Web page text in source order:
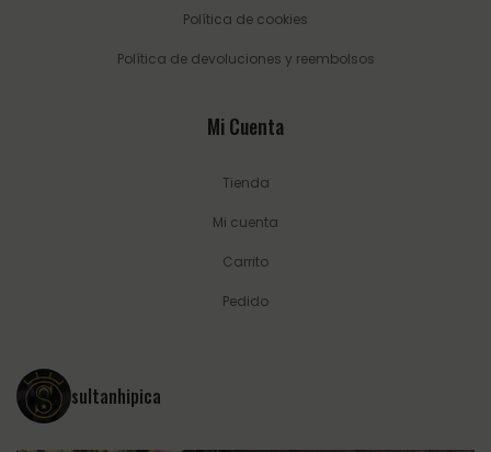
Política de cookies
Política de devoluciones y reembolsos
Mi Cuenta
Tienda
Mi cuenta
Carrito
Pedido
sultanhipica